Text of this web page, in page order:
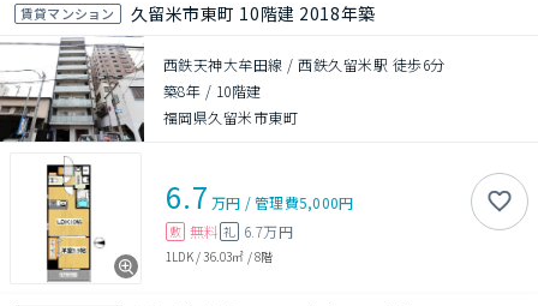
賃貸マンション 久留米市東町 10階建 2018年築
西鉄天神大牟田線 / 西鉄久留米駅 徒歩6分
築8年 / 10階建
福岡県久留米市東町
6.7 万円 /管理費5,000円
敷 無料 礼 6.7万円
1LDK/36.03㎡ /8階